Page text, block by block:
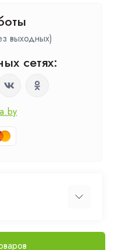
выходных)
сетях: